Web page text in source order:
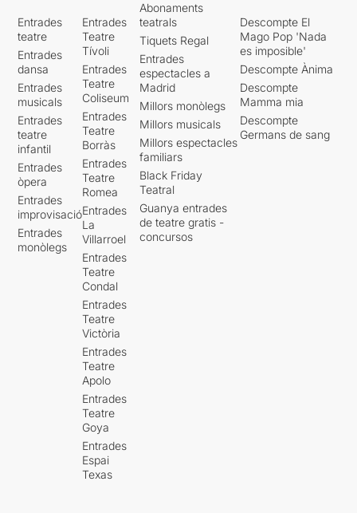
Entrades
teatre
Entrades
dansa
Entrades
musicals
Entrades
teatre
infantil
Entrades
òpera
Entrades
improvisació
Entrades
monòlegs
Entrades
Teatre
Tívoli
Entrades
Teatre
Coliseum
Entrades
Teatre
Borràs
Entrades
Teatre
Romea
Entrades
La
Villarroel
Entrades
Teatre
Condal
Entrades
Teatre
Victòria
Entrades
Teatre
Apolo
Entrades
Teatre
Goya
Entrades
Espai
Texas
Abonaments
teatrals
Tiquets Regal
Entrades
espectacles a
Madrid
Millors monòlegs
Millors musicals
Millors espectacles
familiars
Black Friday
Teatral
Guanya entrades
de teatre gratis -
concursos
Descompte El
Mago Pop 'Nada
es imposible'
Descompte Ànima
Descompte
Mamma mia
Descompte
Germans de sang